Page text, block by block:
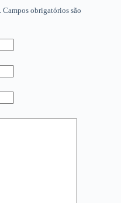
Campos obrigatórios são